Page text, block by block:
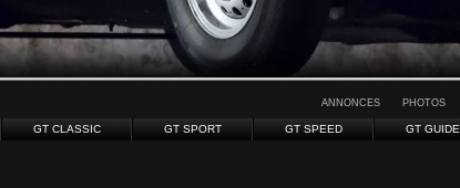
ANNONCES PHOTOS
GT CLASSIC GT SPORT GT SPEED GT GUIDE